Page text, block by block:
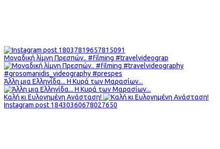
Μοναδική λίμνη Πρεσπών.. #filming #travelvideograp
Άλλη μια Ελληνίδα... Η Κυρά των Μαρασίων...
Καλή κι Ευλογημένη Ανάσταση!
Instagram post 18430360678027650